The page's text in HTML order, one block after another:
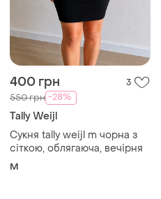
400 грн
-28%
Tally Weijl
Сукня tally weijl m чорна з
сіткою, облягаюча, вечірня
M
TOP